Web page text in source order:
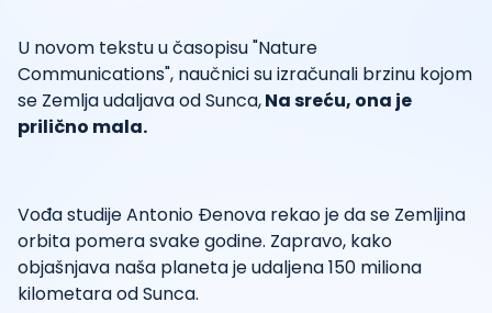
U novom tekstu u časopisu "Nature
Communications", naučnici su izračunali brzinu kojom
se Zemlja udaljava od Sunca,Na sreću, ona je
prilično mala.
Vođa studije Antonio Đenova rekao je da se Zemljina
orbita pomera svake godine. Zapravo, kako
objašnjava naša planeta je udaljena 150 miliona
kilometara od Sunca.